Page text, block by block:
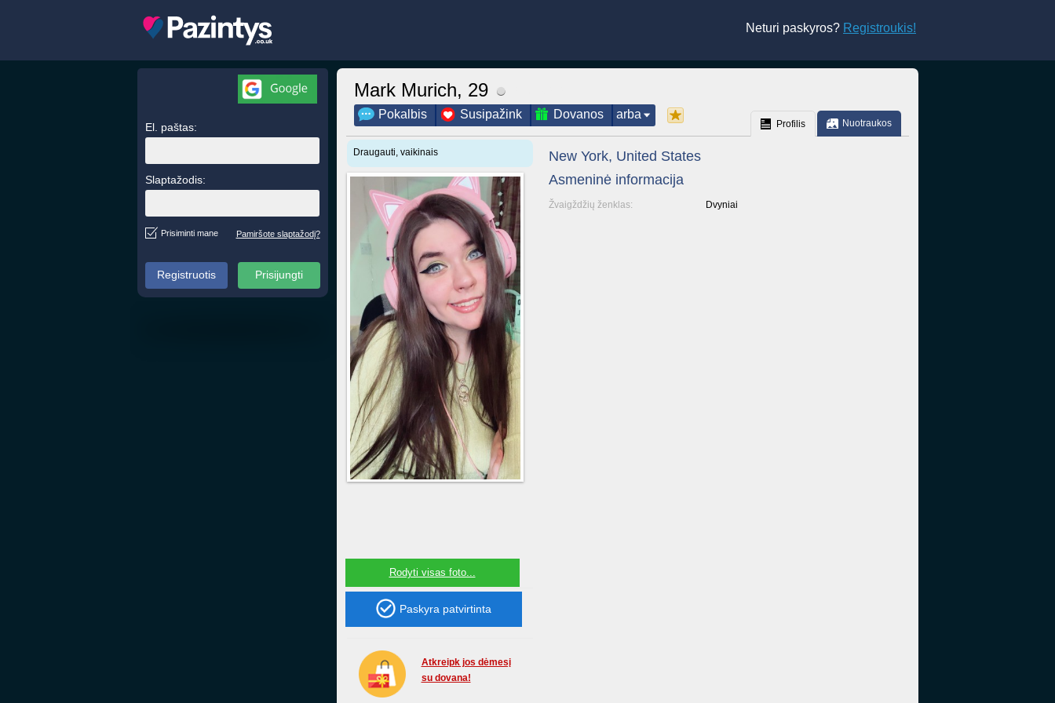
Neturi paskyros? Registroukis!
Mark Murich, 29
Pokalbis Susipažink Dovanos arba
Profilis Nuotraukos
Draugauti, vaikinais
Rodyti visas foto...
Paskyra patvirtinta
Atkreipk jos dėmesį
su dovana!
New York, United States
Asmeninė informacija
Žvaigždžių ženklas: Dvyniai
El. paštas:
Slaptažodis:
Prisiminti mane Pamiršote slaptažodį?